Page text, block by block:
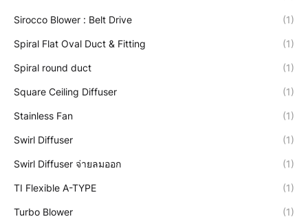
Sirocco Blower : Belt Drive (1)
Spiral Flat Oval Duct & Fitting (1)
Spiral round duct (1)
Square Ceiling Diffuser (1)
Stainless Fan (1)
Swirl Diffuser (1)
Swirl Diffuser จ่ายลมออก (1)
TI Flexible A-TYPE (1)
Turbo Blower (1)